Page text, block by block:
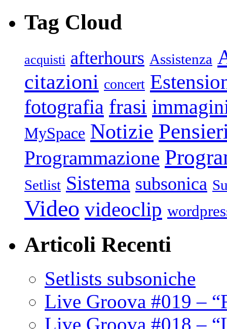
Tag Cloud
acquisti afterhours Assistenza
citazioni concert
fotografia frasi
MySpace Notizie
Programmazione
Setlist Sistema subsonica
Video videoclip
Articoli Recenti
Setlists subsoniche
Live Groova #019 –
Live Groova #018 –